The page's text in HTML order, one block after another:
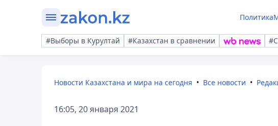
Политика
#Выборы в Курултай #Казахстан в сравнении
Новости Казахстана и мира на сегодня Все новости
16:05, 20 января 2021